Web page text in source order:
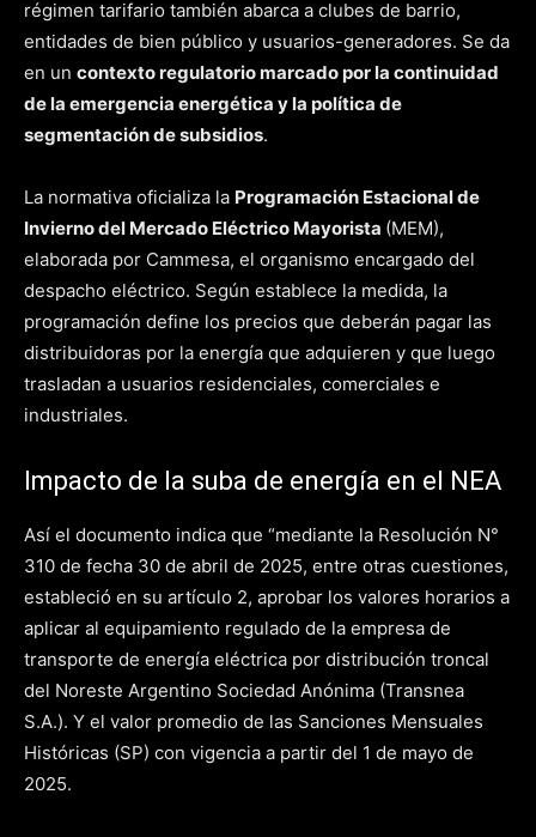
régimen tarifario también abarca a clubes de barrio,
entidades de bien público y usuarios-generadores. Se da
en un contexto regulatorio marcado por la continuidad
de la emergencia energética y la política de
segmentación de subsidios.
La normativa oficializa la Programación Estacional de
Invierno del Mercado Eléctrico Mayorista (MEM),
elaborada por Cammesa, el organismo encargado del
despacho eléctrico. Según establece la medida, la
programación define los precios que deberán pagar las
distribuidoras por la energía que adquieren y que luego
trasladan a usuarios residenciales, comerciales e
industriales.
Impacto de la suba de energía en el NEA
Así el documento indica que “mediante la Resolución N°
310 de fecha 30 de abril de 2025, entre otras cuestiones,
estableció en su artículo 2, aprobar los valores horarios a
aplicar al equipamiento regulado de la empresa de
transporte de energía eléctrica por distribución troncal
del Noreste Argentino Sociedad Anónima (Transnea
S.A.). Y el valor promedio de las Sanciones Mensuales
Históricas (SP) con vigencia a partir del 1 de mayo de
2025.